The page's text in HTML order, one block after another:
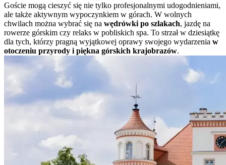
Goście mogą cieszyć się nie tylko profesjonalnymi udogodnieniami,
ale także aktywnym wypoczynkiem w górach. W wolnych
chwilach można wybrać się na wędrówki po szlakach, jazdę na
rowerze górskim czy relaks w pobliskich spa. To strzał w dziesiątkę
dla tych, którzy pragną wyjątkowej oprawy swojego wydarzenia w
otoczeniu przyrody i piękna górskich krajobrazów.